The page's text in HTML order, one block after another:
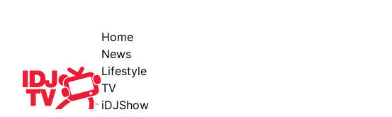
IDJ TV
Home
News
Lifestyle
TV
iDJShow